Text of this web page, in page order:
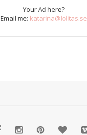
Your Ad here?
Email me: katarina@lolitas.se